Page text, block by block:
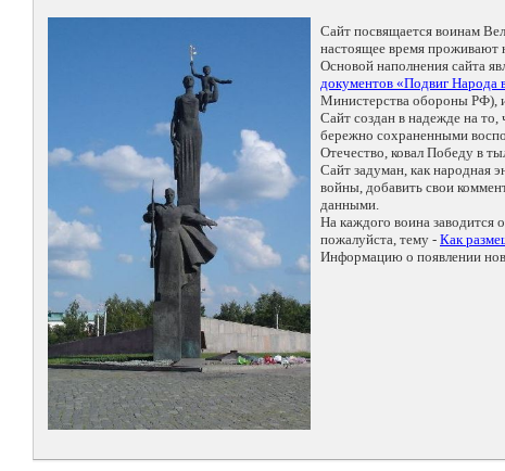
Сайт посвящается воинам
настоящее время проживают
Основой наполнения сайта
документов «Подвиг Народа
Министерства обороны РФ),
Сайт создан в надежде на
бережно сохраненными
Отечество, ковал Победу в
Сайт задуман, как народная
войны, добавить свои
данными.
На каждого воина заводится
пожалуйста, тему - Как
Информацию о появлении